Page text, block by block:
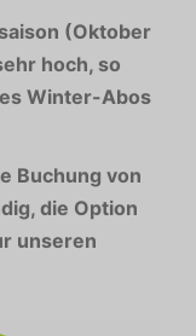
(Oktober
hoch, so
Winter-Abos
Buchung von
die Option
unseren